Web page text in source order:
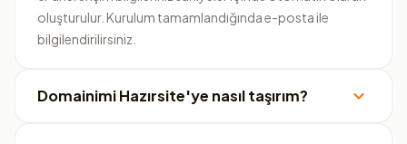
oluşturulur. Kurulum tamamlandığında e-posta ile
bilgilendirilirsiniz.
Domainimi Hazırsite'ye nasıl taşırım?